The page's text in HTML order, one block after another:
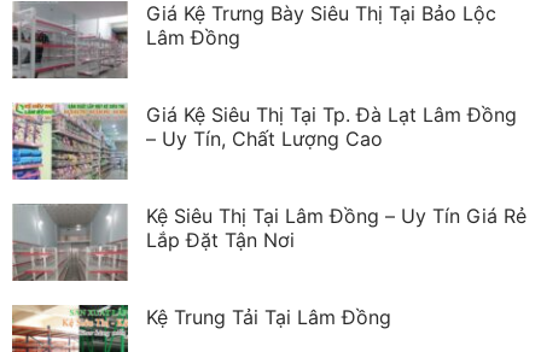
Giá Kệ Trưng Bày Siêu Thị Tại Bảo Lộc
Lâm Đồng
Giá Kệ Siêu Thị Tại Tp. Đà Lạt Lâm Đồng
– Uy Tín, Chất Lượng Cao
Kệ Siêu Thị Tại Lâm Đồng – Uy Tín Giá Rẻ
Lắp Đặt Tận Nơi
Kệ Trung Tải Tại Lâm Đồng